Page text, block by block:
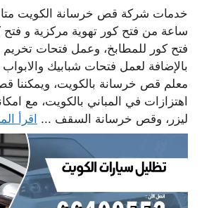
ساعة من فتح كور تهوية مركزية و فتح
فتح كور للمطابخ، وعمل فتحات تخريم
بالإضافة لعمل فتحات شبابيك
معلم قص خرسانة بالكويت، ويمكننا
اهتزازات في المباني بالكويت، مع
ليزر، وقص خرسانة السقف ... اقرأ